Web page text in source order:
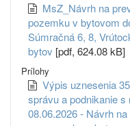
MsZ_Návrh na
pozemku v bytovom
Súmračná 6, 8,
bytov [pdf, 624.08 kB]
Prílohy
Výpis uznesenia
správu a podnikanie
08.06.2026 - Návrh